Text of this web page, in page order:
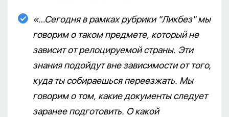
«…Сегодня в рамках рубрики "Ликбез" мы
говорим о таком предмете, который не
зависит от релоцируемой страны. Эти
знания подойдут вне зависимости от того,
куда ты собираешься переезжать. Мы
говорим о том, какие документы следует
заранее подготовить. О какой